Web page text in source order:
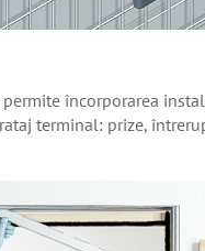
încorporarea
terminal: prize,